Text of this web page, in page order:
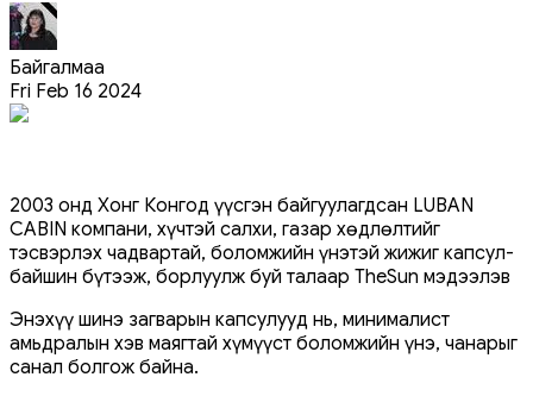
Байгалмаа
Fri Feb 16 2024
2003 онд Хонг Конгод үүсгэн байгуулагдсан LUBAN
CABIN компани, хүчтэй салхи, газар хөдлөлтийг
тэсвэрлэх чадвартай, боломжийн үнэтэй жижиг капсул-
байшин бүтээж, борлуулж буй талаар TheSun мэдээлэв
Энэхүү шинэ загварын капсулууд нь, минималист
амьдралын хэв маягтай хүмүүст боломжийн үнэ, чанарыг
санал болгож байна.